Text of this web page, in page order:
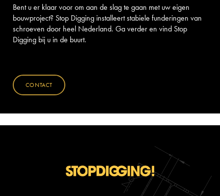
Bent u er klaar voor om aan de slag te gaan met uw eigen
bouwproject? Stop Digging installeert stabiele funderingen van
schroeven door heel Nederland. Ga verder en vind Stop
Digging bij u in de buurt.
CONTACT